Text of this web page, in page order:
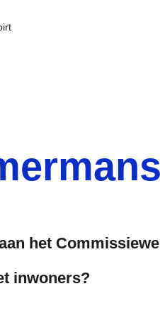
het
inwoners?